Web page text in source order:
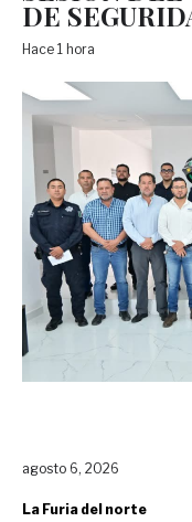
DE
Hace 1 hora
agosto 6, 2026
La Furia del norte